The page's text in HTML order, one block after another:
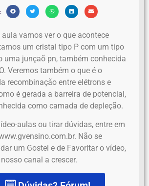
aula vamos ver o que acontece
um cristal tipo P com um tipo
uma junçaõ pn, também conhecida
Veremos também o que é o
recombinação entre elétrons e
é gerada a barreira de potencial,
como camada de depleção.
aulas ou tirar dúvidas, entre em
Não se
um Gostei e de Favoritar o vídeo,
canal a crescer.